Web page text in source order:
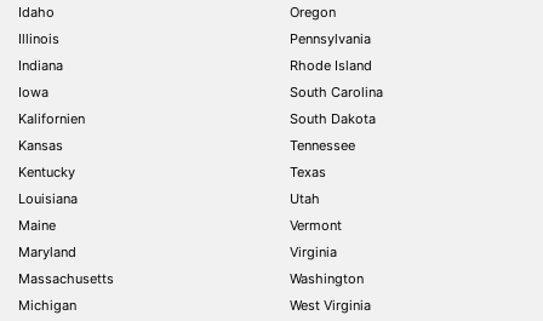
Idaho
Illinois
Indiana
Iowa
Kalifornien
Kansas
Kentucky
Louisiana
Maine
Maryland
Massachusetts
Michigan
Oregon
Pennsylvania
Rhode Island
South Carolina
South Dakota
Tennessee
Texas
Utah
Vermont
Virginia
Washington
West Virginia